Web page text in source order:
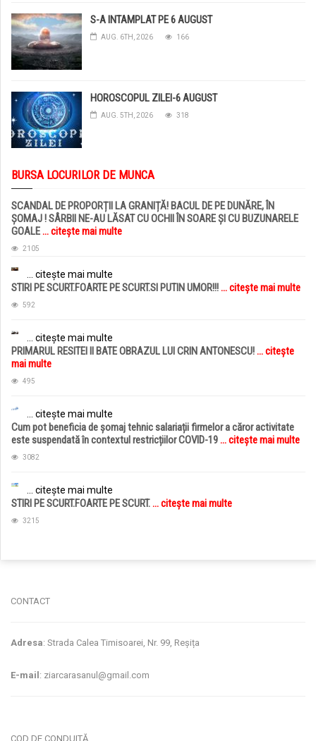
S-A INTAMPLAT PE 6 AUGUST
AUG. 6TH, 2026 166
HOROSCOPUL ZILEI-6 AUGUST
AUG. 5TH, 2026 318
BURSA LOCURILOR DE MUNCA
SCANDAL DE PROPORȚII LA GRANIȚĂ! BACUL DE PE DUNĂRE, ÎN
ȘOMAJ ! SÂRBII NE-AU LĂSAT CU OCHII ÎN SOARE ȘI CU BUZUNARELE
GOALE... citește mai multe
2105
... citește mai multe
STIRI PE SCURT.FOARTE PE SCURT.SI PUTIN UMOR!!!... citește mai multe
592
... citește mai multe
PRIMARUL RESITEI II BATE OBRAZUL LUI CRIN ANTONESCU!... citește
mai multe
495
... citește mai multe
Cum pot beneficia de șomaj tehnic salariații firmelor a căror activitate
este suspendată în contextul restricțiilor COVID-19... citește mai multe
3082
... citește mai multe
STIRI PE SCURT.FOARTE PE SCURT.... citește mai multe
3215
CONTACT
Adresa: Strada Calea Timisoarei, Nr. 99, Reșița
E-mail : ziarcarasanul@gmail.com
COD DE CONDUITĂ